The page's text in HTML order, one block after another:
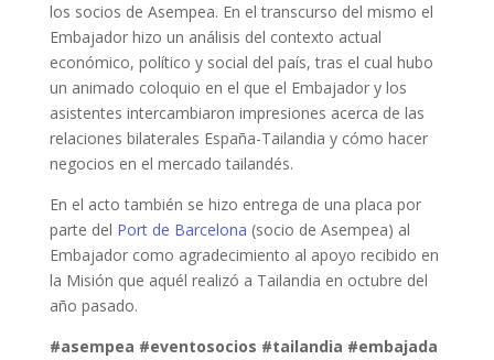
los socios de Asempea. En el transcurso del mismo el
Embajador hizo un análisis del contexto actual
económico, político y social del país, tras el cual hubo
un animado coloquio en el que el Embajador y los
asistentes intercambiaron impresiones acerca de las
relaciones bilaterales España-Tailandia y cómo hacer
negocios en el mercado tailandés.
En el acto también se hizo entrega de una placa por
parte del Port de Barcelona (socio de Asempea) al
Embajador como agradecimiento al apoyo recibido en
la Misión que aquél realizó a Tailandia en octubre del
año pasado.
#asempea #eventosocios #tailandia #embajada